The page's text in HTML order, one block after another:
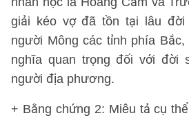
giải kéo vợ đã tồn tại lâu đời
người Mông các tỉnh phía
nghĩa quan trọng đối với đời
người địa phương.
+ Bằng chứng 2: Miêu tả cụ